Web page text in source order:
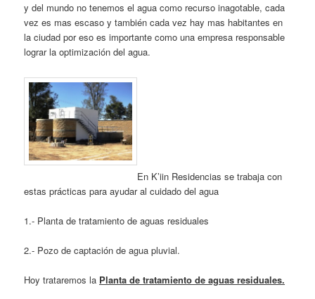
y del mundo no tenemos el agua como recurso inagotable, cada
vez es mas escaso y también cada vez hay mas habitantes en
la ciudad por eso es importante como una empresa responsable
lograr la optimización del agua.
En K’iin Residencias se trabaja con
estas prácticas para ayudar al cuidado del agua
1.- Planta de tratamiento de aguas residuales
2.- Pozo de captación de agua pluvial.
Hoy trataremos la Planta de tratamiento de aguas residuales.